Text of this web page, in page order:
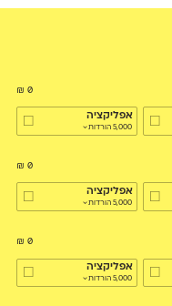
אפליקציה
5,000 הורדות
0
₪
אפליקציה
5,000 הורדות
0
₪
אפליקציה
5,000 הורדות
0
₪